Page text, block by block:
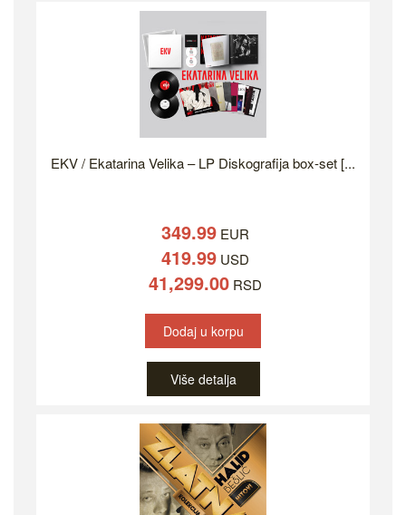
EKV / Ekatarina Velika – LP Diskografija box-set [...
349.99 EUR
419.99 USD
41,299.00 RSD
Dodaj u korpu
Više detalja